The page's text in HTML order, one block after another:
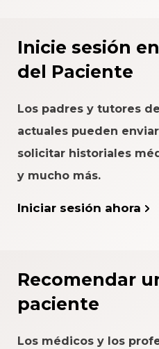
Inicie sesión
del Paciente
Los padres y tutores
actuales pueden
solicitar historiales
y mucho más.
Iniciar sesión ahora
Recomendar
paciente
Los médicos y los